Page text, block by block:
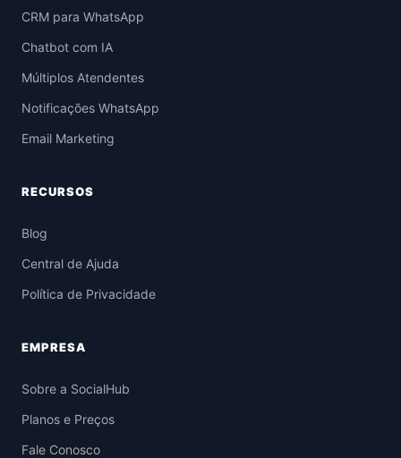
CRM para WhatsApp
Chatbot com IA
Múltiplos Atendentes
Notificações WhatsApp
Email Marketing
RECURSOS
Blog
Central de Ajuda
Política de Privacidade
EMPRESA
Sobre a SocialHub
Planos e Preços
Fale Conosco